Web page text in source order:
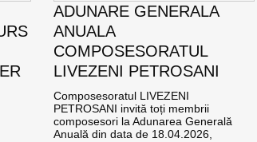
ADUNARE GENERALA
ANUALA
COMPOSESORATUL
LIVEZENI PETROSANI
Composesoratul LIVEZENI
PETROSANI invită toți membrii
composesori la Adunarea Generală
Anuală din data de 18.04.2026,